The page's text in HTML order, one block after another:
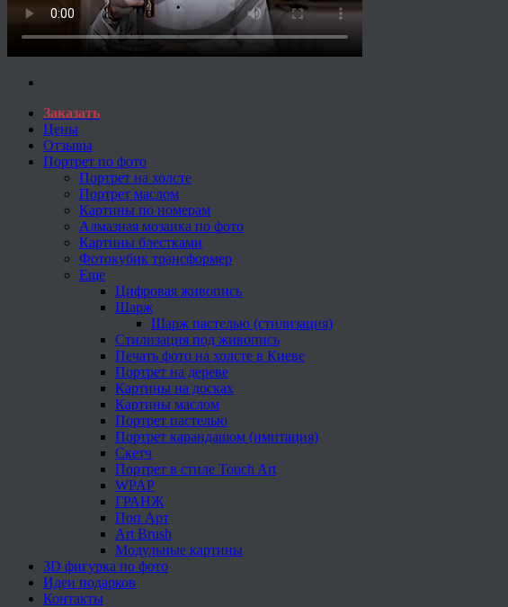
Заказать
Цены
Отзывы
Портрет по фото
Портрет на холсте
Портрет маслом
Картины по номерам
Алмазная мозаика по фото
Картины блестками
Фотокубик трансформер
Еще
Цифровая живопись
Шарж
Шарж пастелью (стилизация)
Стилизация под живопись
Печать фото на холсте в Киеве
Портрет на дереве
Картины на досках
Картины маслом
Портрет пастелью
Портрет карандашом (имитация)
Скетч
Портрет в стиле Touch Art
WPAP
ГРАНЖ
Поп Арт
Art Brush
Модульные картины
3D фигурка по фото
Идеи подарков
Контакты